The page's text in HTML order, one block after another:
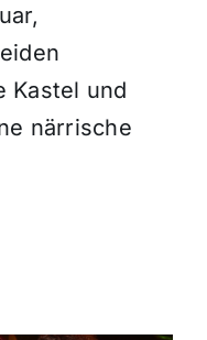
Kastel und
närrische